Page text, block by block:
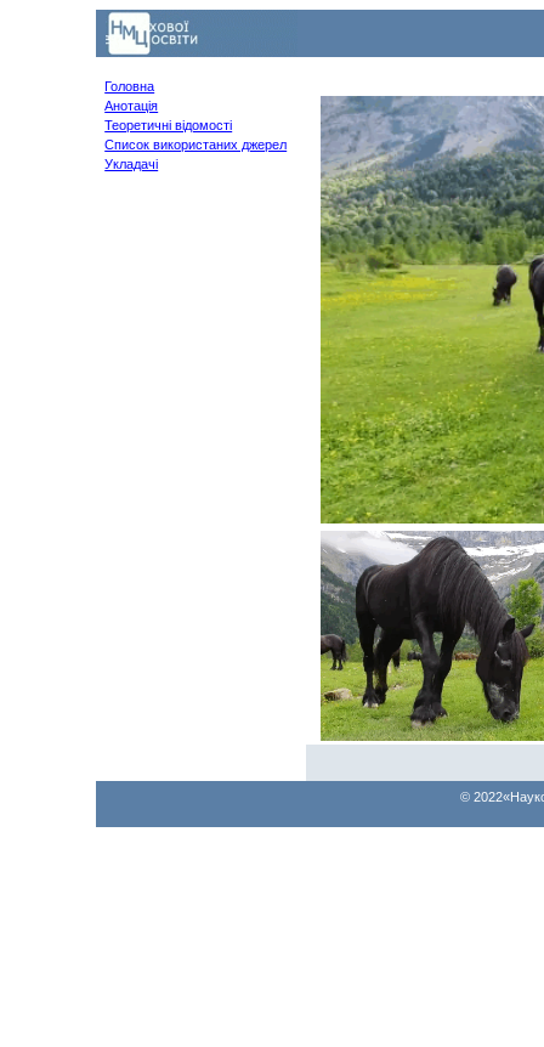
Головна
Анотація
Теоретичні відомості
Список використаних джерел
Укладачі
©